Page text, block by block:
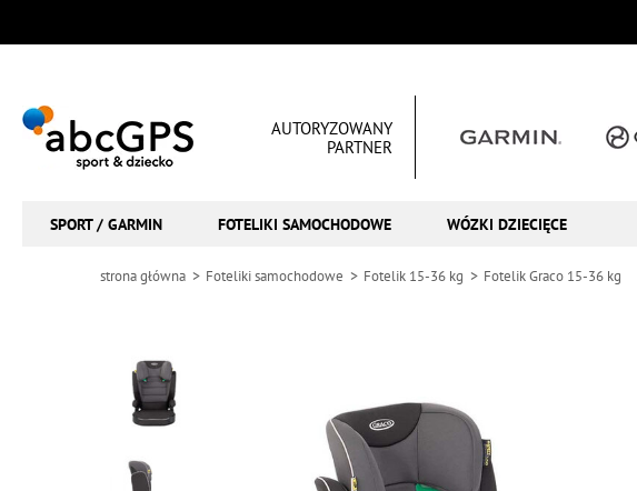
AUTORYZOWANY
PARTNER
SPORT / GARMIN FOTELIKI SAMOCHODOWE WÓZKI DZIECIĘCE
strona główna Foteliki samochodowe Fotelik 15-36 kg Fotelik Graco 15-36 kg